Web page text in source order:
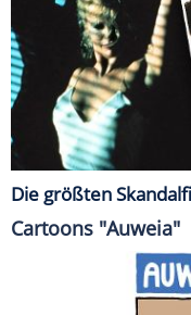
Die größten
Cartoons "Auweia"